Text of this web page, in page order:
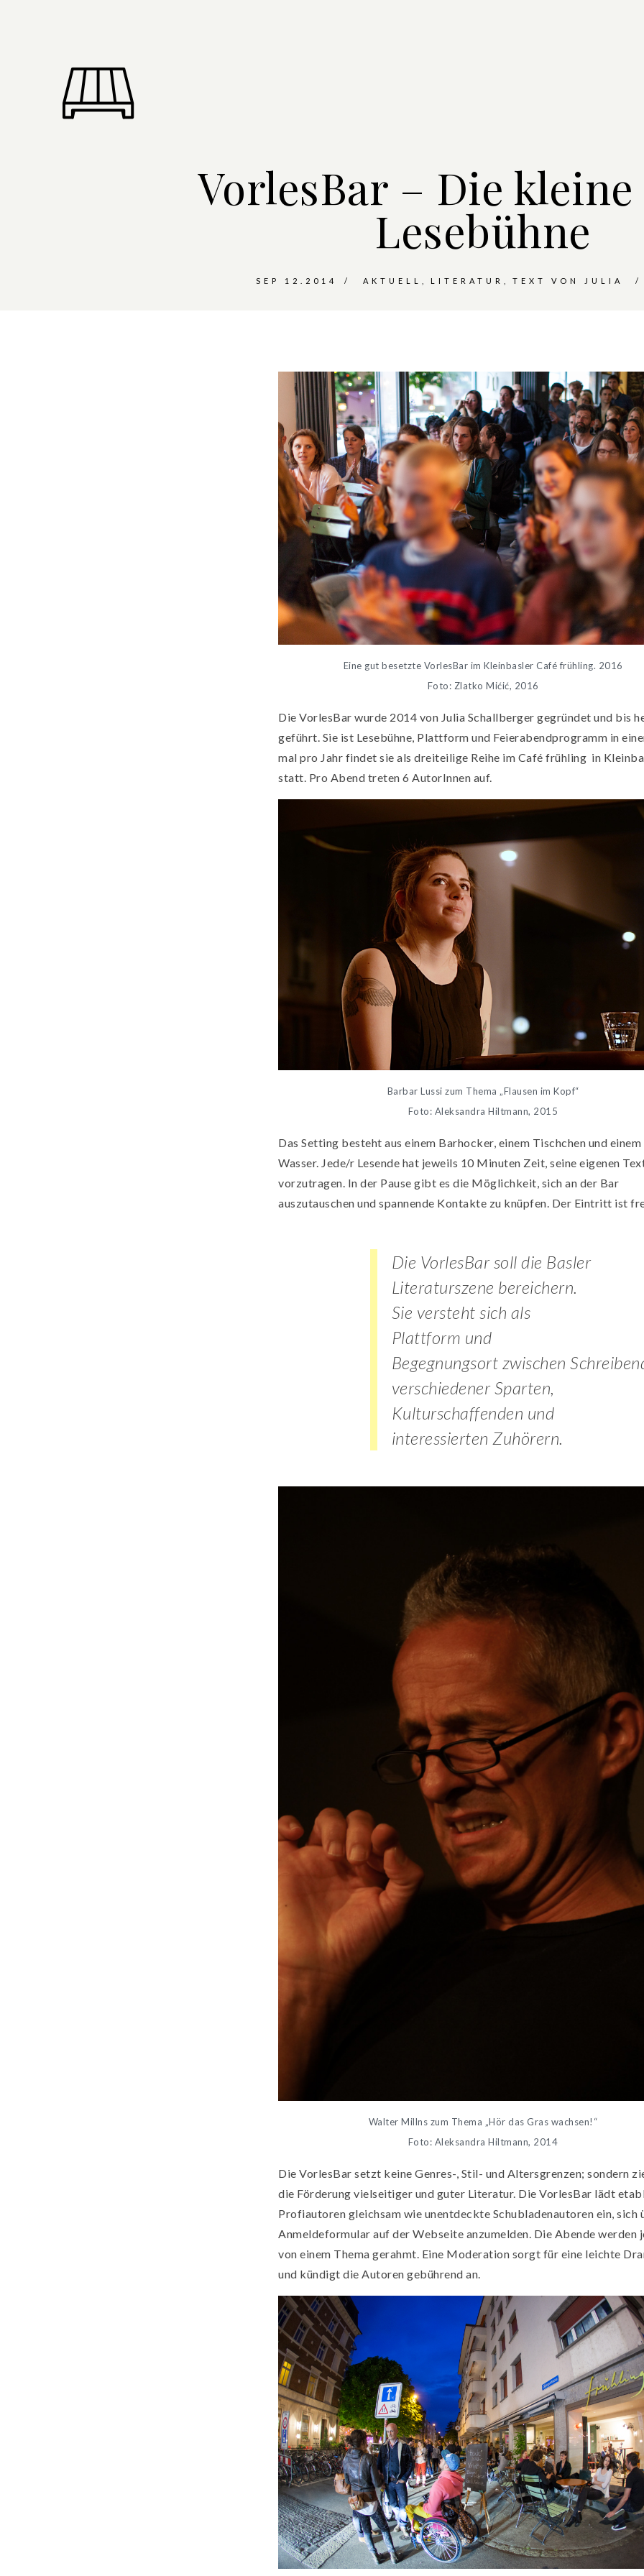
VorlesBar – Die
Lesebühne
SEP 12.2014 AKTUELL LITERATUR TEXT VON JULIA
Eine gut besetzte VorlesBar im Kleinbasler Café frühling. 2016
Foto: Zlatko Mićić, 2016
Die VorlesBar wurde 2014 von Julia Schallberger gegründet und bis
geführt. Sie ist Lesebühne, Plattform und Feierabendprogramm in
mal pro Jahr findet sie als dreiteilige Reihe im Café frühling in
statt. Pro Abend treten 6 AutorInnen auf.
Barbar Lussi zum Thema „Flausen im Kopf“
Foto: Aleksandra Hiltmann, 2015
Das Setting besteht aus einem Barhocker, einem Tischchen und einem
Wasser. Jede/r Lesende hat jeweils 10 Minuten Zeit, seine eigenen
vorzutragen. In der Pause gibt es die Möglichkeit, sich an der Bar
auszutauschen und spannende Kontakte zu knüpfen. Der Eintritt ist
Die VorlesBar soll die Basler
Literaturszene bereichern.
Sie versteht sich als
Plattform und
Begegnungsort zwischen
verschiedener Sparten,
Kulturschaffenden und
interessierten Zuhörern.
Walter Millns zum Thema „Hör das Gras wachsen!“
Foto: Aleksandra Hiltmann, 2014
Die VorlesBar setzt keine Genres-, Stil- und Altersgrenzen; sondern
die Förderung vielseitiger und guter Literatur. Die VorlesBar lädt
Profiautoren gleichsam wie unentdeckte Schubladenautoren ein, sich
Anmeldeformular auf der Webseite anzumelden. Die Abende werden
von einem Thema gerahmt. Eine Moderation sorgt für eine leichte
und kündigt die Autoren gebührend an.